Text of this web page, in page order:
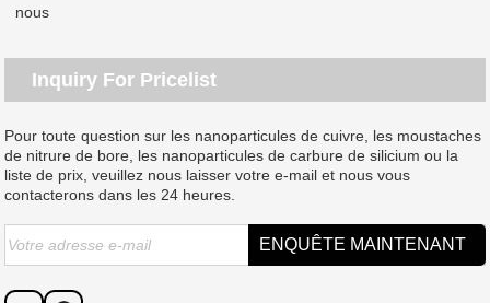
nous
Inquiry For Pricelist
Pour toute question sur les nanoparticules de cuivre, les moustaches
de nitrure de bore, les nanoparticules de carbure de silicium ou la
liste de prix, veuillez nous laisser votre e-mail et nous vous
contacterons dans les 24 heures.